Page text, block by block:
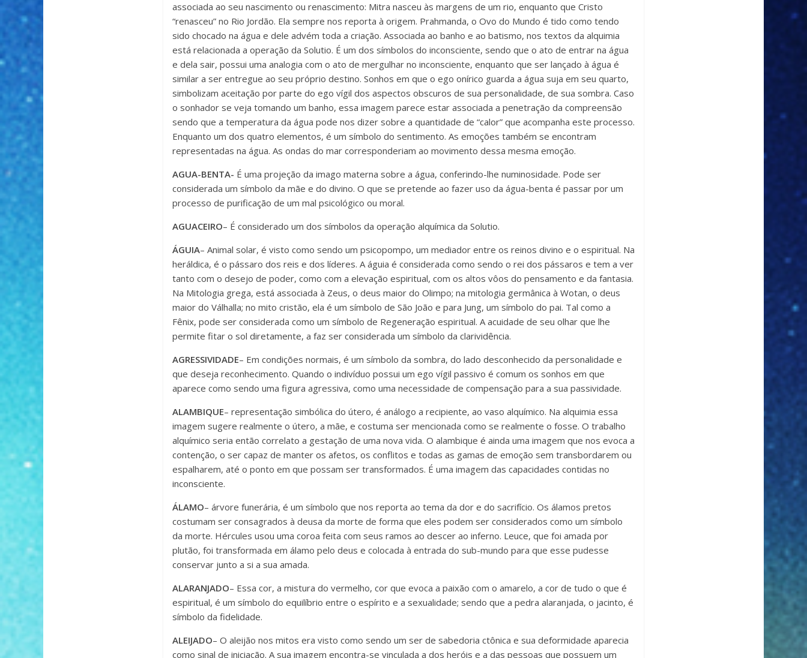
associada ao seu nascimento ou renascimento: Mitra nasceu às margens de um rio, enquanto que Cristo
“renasceu” no Rio Jordão. Ela sempre nos reporta à origem. Prahmanda, o Ovo do Mundo é tido como tendo
sido chocado na água e dele advém toda a criação. Associada ao banho e ao batismo, nos textos da alquimia
está relacionada a operação da Solutio. É um dos símbolos do inconsciente, sendo que o ato de entrar na água
e dela sair, possui uma analogia com o ato de mergulhar no inconsciente, enquanto que ser lançado à água é
similar a ser entregue ao seu próprio destino. Sonhos em que o ego onírico guarda a água suja em seu quarto,
simbolizam aceitação por parte do ego vígil dos aspectos obscuros de sua personalidade, de sua sombra. Caso
o sonhador se veja tomando um banho, essa imagem parece estar associada a penetração da compreensão
sendo que a temperatura da água pode nos dizer sobre a quantidade de “calor” que acompanha este processo.
Enquanto um dos quatro elementos, é um símbolo do sentimento. As emoções também se encontram
representadas na água. As ondas do mar corresponderiam ao movimento dessa mesma emoção.
AGUA-BENTA- É uma projeção da imago materna sobre a água, conferindo-lhe numinosidade. Pode ser
considerada um símbolo da mãe e do divino. O que se pretende ao fazer uso da água-benta é passar por um
processo de purificação de um mal psicológico ou moral.
AGUACEIRO– É considerado um dos símbolos da operação alquímica da Solutio.
ÁGUIA– Animal solar, é visto como sendo um psicopompo, um mediador entre os reinos divino e o espiritual. Na
heráldica, é o pássaro dos reis e dos líderes. A águia é considerada como sendo o rei dos pássaros e tem a ver
tanto com o desejo de poder, como com a elevação espiritual, com os altos vôos do pensamento e da fantasia.
Na Mitologia grega, está associada à Zeus, o deus maior do Olimpo; na mitologia germânica à Wotan, o deus
maior do Válhalla; no mito cristão, ela é um símbolo de São João e para Jung, um símbolo do pai. Tal como a
Fênix, pode ser considerada como um símbolo de Regeneração espiritual. A acuidade de seu olhar que lhe
permite fitar o sol diretamente, a faz ser considerada um símbolo da clarividência.
AGRESSIVIDADE– Em condições normais, é um símbolo da sombra, do lado desconhecido da personalidade e
que deseja reconhecimento. Quando o indivíduo possui um ego vígil passivo é comum os sonhos em que
aparece como sendo uma figura agressiva, como uma necessidade de compensação para a sua passividade.
ALAMBIQUE– representação simbólica do útero, é análogo a recipiente, ao vaso alquímico. Na alquimia essa
imagem sugere realmente o útero, a mãe, e costuma ser mencionada como se realmente o fosse. O trabalho
alquímico seria então correlato a gestação de uma nova vida. O alambique é ainda uma imagem que nos evoca a
contenção, o ser capaz de manter os afetos, os conflitos e todas as gamas de emoção sem transbordarem ou
espalharem, até o ponto em que possam ser transformados. É uma imagem das capacidades contidas no
inconsciente.
ÁLAMO– árvore funerária, é um símbolo que nos reporta ao tema da dor e do sacrifício. Os álamos pretos
costumam ser consagrados à deusa da morte de forma que eles podem ser considerados como um símbolo
da morte. Hércules usou uma coroa feita com seus ramos ao descer ao inferno. Leuce, que foi amada por
plutão, foi transformada em álamo pelo deus e colocada à entrada do sub-mundo para que esse pudesse
conservar junto a si a sua amada.
ALARANJADO– Essa cor, a mistura do vermelho, cor que evoca a paixão com o amarelo, a cor de tudo o que é
espiritual, é um símbolo do equilíbrio entre o espírito e a sexualidade; sendo que a pedra alaranjada, o jacinto, é
símbolo da fidelidade.
ALEIJADO– O aleijão nos mitos era visto como sendo um ser de sabedoria ctônica e sua deformidade aparecia
como sinal de iniciação. A sua imagem encontra-se vinculada a dos heróis e a das pessoas que possuem um